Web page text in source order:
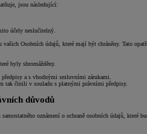
jsou následující:
účely neslučitelný.
Osobních údajů, které mají být chráněny. Tato
byly shromážděny.
a s vhodnými smluvními zárukami.
tak činili v souladu s platnými právními předpisy.
důvodů
oznámení o ochraně osobních údajů, které